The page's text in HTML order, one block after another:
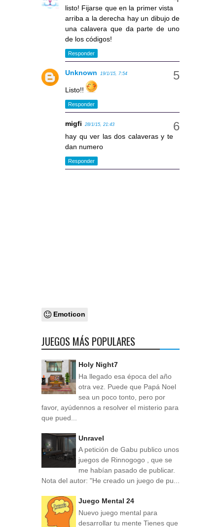
listo! Fijarse que en la primer vista
arriba a la derecha hay un dibujo de
una calavera que da parte de uno
de los códigos!
Responder
Unknown 19/1/15, 7:54
Listo!!
Responder
migfi 28/1/15, 21:43
hay qu ver las dos calaveras y te
dan numero
Responder
Emoticon
JUEGOS MÁS POPULARES
Holy Night7
Ha llegado esa época del año
otra vez. Puede que Papá Noel
sea un poco tonto, pero por
favor, ayúdennos a resolver el misterio para
que pued...
Unravel
A petición de Gabu publico unos
juegos de Rinnogogo , que se
me habían pasado de publicar.
Nota del autor: "He creado un juego de pu...
Juego Mental 24
Nuevo juego mental para
desarrollar tu mente Tienes que